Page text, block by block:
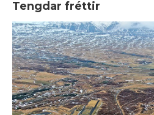
Tengdar fréttir